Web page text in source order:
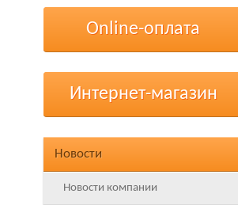
Online-оплата
Интернет-магазин
Новости
Новости компании